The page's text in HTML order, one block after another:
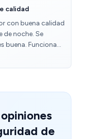
(aún no
permite grabar
usar una
Tiene 3
de
puede ajustar la
(por
para que no
Tapo permite girar
o incluso
calidad
con buena calidad
de noche. Se
buena. Funciona
este sentido es
los dos ejes
de